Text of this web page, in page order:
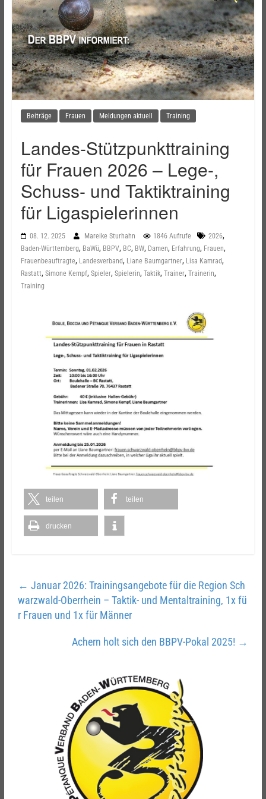
Beiträge Frauen Meldungen aktuell Training
Landes-Stützpunkttraining
für Frauen 2026 – Lege-,
Schuss- und Taktiktraining
für Ligaspielerinnen
08. 12. 2025 Mareike Sturhahn 1846 Aufrufe 2026,
Baden-Württemberg, BaWü, BBPV, BC, BW, Damen, Erfahrung, Frauen,
Frauenbeauftragte, Landesverband, Liane Baumgartner, Lisa Kamrad,
Rastatt, Simone Kempf, Spieler, Spielerin, Taktik, Trainer, Trainerin,
Training
teilen teilen
drucken
← Januar 2026: Trainingsangebote für die Region Sch
warzwald-Oberrhein – Taktik- und Mentaltraining, 1x fü
r Frauen und 1x für Männer
Achern holt sich den BBPV-Pokal 2025! →